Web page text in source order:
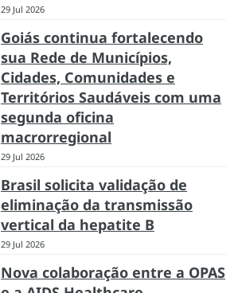
29 Jul 2026
Goiás continua fortalecendo
sua Rede de Municípios,
Cidades, Comunidades e
Territórios Saudáveis com uma
segunda oficina
macrorregional
29 Jul 2026
Brasil solicita validação de
eliminação da transmissão
vertical da hepatite B
29 Jul 2026
Nova colaboração entre a OPAS